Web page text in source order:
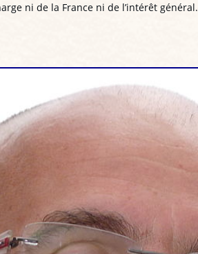
ni de la France ni de l’intérêt général.